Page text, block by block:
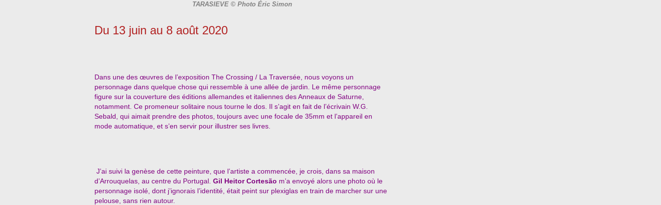
TARASIEVE © Photo Éric Simon
Du 13 juin au 8 août 2020
Dans une des œuvres de l’exposition The Crossing / La Traversée, nous voyons un
personnage dans quelque chose qui ressemble à une allée de jardin. Le même personnage
figure sur la couverture des éditions allemandes et italiennes des Anneaux de Saturne,
notamment. Ce promeneur solitaire nous tourne le dos. Il s’agit en fait de l’écrivain W.G.
Sebald, qui aimait prendre des photos, toujours avec une focale de 35mm et l’appareil en
mode automatique, et s’en servir pour illustrer ses livres.
J’ai suivi la genèse de cette peinture, que l’artiste a commencée, je crois, dans sa maison
d’Arrouquelas, au centre du Portugal. Gil Heitor Cortesão m’a envoyé alors une photo où le
personnage isolé, dont j’ignorais l’identité, était peint sur plexiglas en train de marcher sur une
pelouse, sans rien autour.